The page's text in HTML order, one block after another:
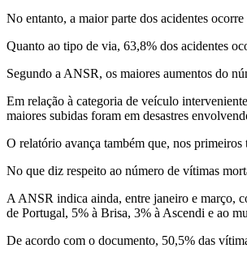
No entanto, a maior parte dos acidentes
Quanto ao tipo de via, 63,8% dos acidentes
Segundo a ANSR, os maiores aumentos do
Em relação à categoria de veículo
maiores subidas foram em desastres
O relatório avança também que, nos
No que diz respeito ao número de vítimas
A ANSR indica ainda, entre janeiro e março,
de Portugal, 5% à Brisa, 3% à Ascendi e ao
De acordo com o documento, 50,5% das